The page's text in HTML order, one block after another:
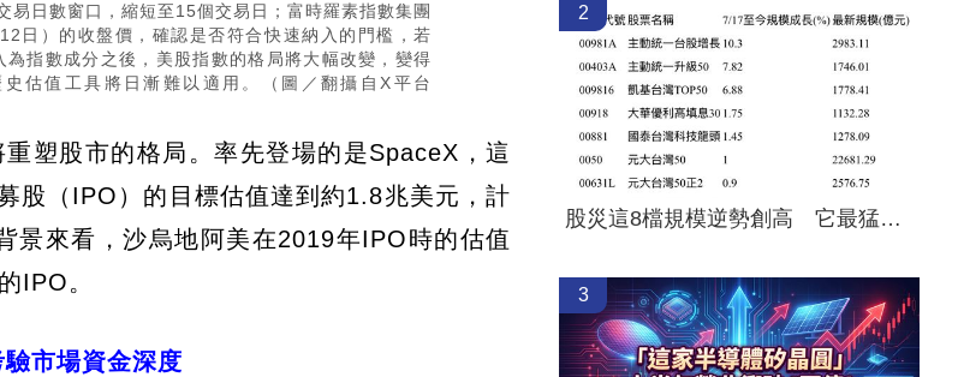
日數窗口，縮短至15個交易日；富時羅素指數集團
日）的收盤價，確認是否符合快速納入的門檻，若
指數成分之後，美股指數的格局將大幅改變，變得
估值工具將日漸難以適用。（圖／翻攝自X平台
塑股市的格局。率先登場的是SpaceX，這
股（IPO）的目標估值達到約1.8兆美元，計
景來看，沙烏地阿美在2019年IPO時的估值
IPO。
市場資金深度
2
股災這8檔規模逆勢創高 它最猛成長逾10%
3